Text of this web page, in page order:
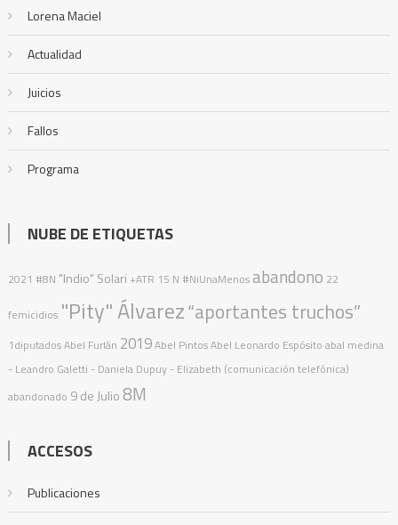
Lorena Maciel
Actualidad
Juicios
Fallos
Programa
NUBE DE ETIQUETAS
2021 #8N "Indio" Solari +ATR 15 N #NiUnaMenosabandono 22
femicidios "Pity" Álvarez“aportantes truchos”
1diputadosAbel Furlán 2019Abel PintosAbel Leonardo Espósito abal medina
- Leandro Galetti - Daniela Dupuy - Elizabeth (comunicación telefónica)
abandonado 9 de Julio8M
ACCESOS
Publicaciones